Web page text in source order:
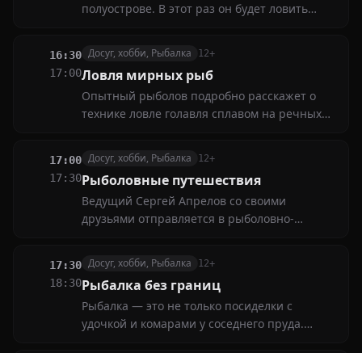
полуострове. В этот раз он будет ловить
16:30
17:00
Досуг, хобби, Рыбалка 12+
Ловля мирных рыб
Опытный рыболов подробно расскажет о
технике ловле голавля сплавом на речных
17:00
17:30
Досуг, хобби, Рыбалка 12+
Рыболовные путешествия
Ведущий Сергей Апрелов со своими
друзьями отправляется в рыболовно-
Беломорканала (Часть 5-я)
17:30
18:30
Досуг, хобби, Рыбалка 12+
Рыбалка без границ
Рыбалка — это не только посиделки с
удочкой и комарами у соседнего пруда.